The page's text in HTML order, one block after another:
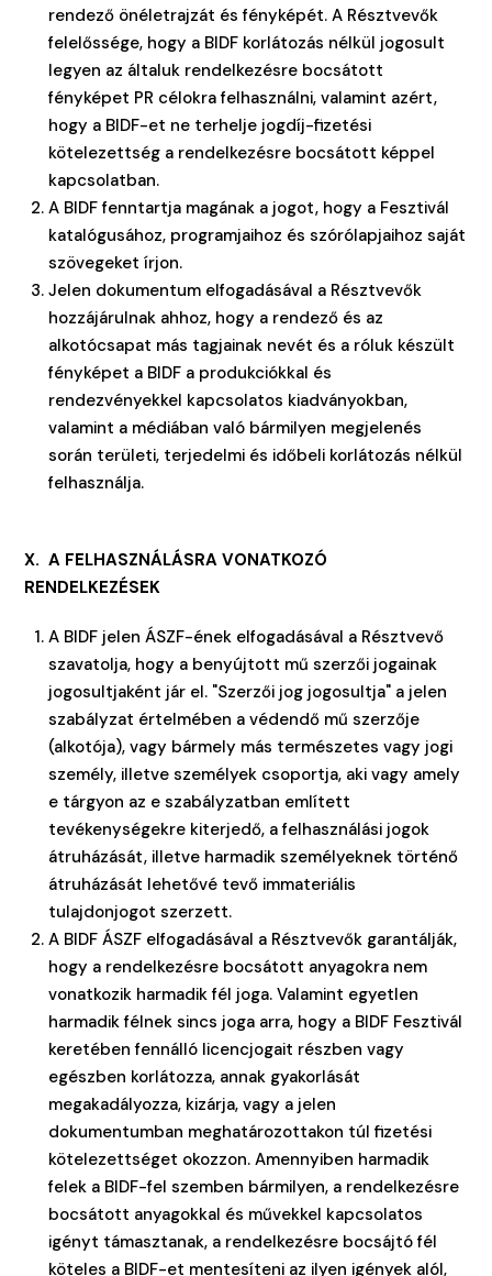
rendező önéletrajzát és fényképét. A Résztvevők
felelőssége, hogy a BIDF korlátozás nélkül jogosult
legyen az általuk rendelkezésre bocsátott
fényképet PR célokra felhasználni, valamint azért,
hogy a BIDF-et ne terhelje jogdíj-fizetési
kötelezettség a rendelkezésre bocsátott képpel
kapcsolatban.
A BIDF fenntartja magának a jogot, hogy a Fesztivál
katalógusához, programjaihoz és szórólapjaihoz saját
szövegeket írjon.
Jelen dokumentum elfogadásával a Résztvevők
hozzájárulnak ahhoz, hogy a rendező és az
alkotócsapat más tagjainak nevét és a róluk készült
fényképet a BIDF a produkciókkal és
rendezvényekkel kapcsolatos kiadványokban,
valamint a médiában való bármilyen megjelenés
során területi, terjedelmi és időbeli korlátozás nélkül
felhasználja.
X. A FELHASZNÁLÁSRA VONATKOZÓ
RENDELKEZÉSEK
A BIDF jelen ÁSZF-ének elfogadásával a Résztvevő
szavatolja, hogy a benyújtott mű szerzői jogainak
jogosultjaként jár el. "Szerzői jog jogosultja" a jelen
szabályzat értelmében a védendő mű szerzője
(alkotója), vagy bármely más természetes vagy jogi
személy, illetve személyek csoportja, aki vagy amely
e tárgyon az e szabályzatban említett
tevékenységekre kiterjedő, a felhasználási jogok
átruházását, illetve harmadik személyeknek történő
átruházását lehetővé tevő immateriális
tulajdonjogot szerzett.
A BIDF ÁSZF elfogadásával a Résztvevők garantálják,
hogy a rendelkezésre bocsátott anyagokra nem
vonatkozik harmadik fél joga. Valamint egyetlen
harmadik félnek sincs joga arra, hogy a BIDF Fesztivál
keretében fennálló licencjogait részben vagy
egészben korlátozza, annak gyakorlását
megakadályozza, kizárja, vagy a jelen
dokumentumban meghatározottakon túl fizetési
kötelezettséget okozzon. Amennyiben harmadik
felek a BIDF-fel szemben bármilyen, a rendelkezésre
bocsátott anyagokkal és művekkel kapcsolatos
igényt támasztanak, a rendelkezésre bocsájtó fél
köteles a BIDF-et mentesíteni az ilyen igények alól,